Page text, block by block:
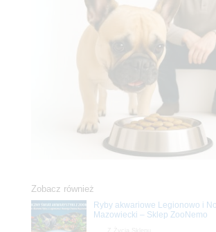
Zobacz również
Ryby akwariowe Legionowo i
Mazowiecki – Sklep ZooNemo